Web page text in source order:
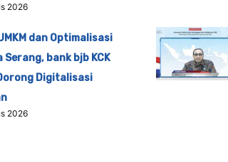
2026
dan Optimalisasi
Serang, bank bjb KCK
Digitalisasi
2026